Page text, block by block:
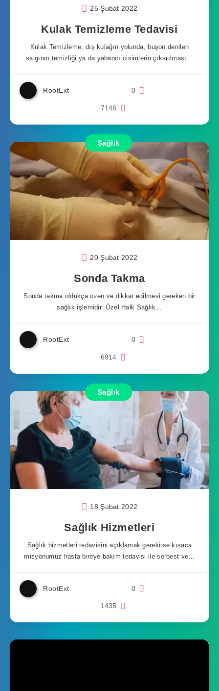
25 Şubat 2022
Kulak Temizleme Tedavisi
Kulak Temizleme, dış kulağın yolunda, buşon denilen
salgının temizliği ya da yabancı cisimlerin çıkarılması…
RootExt 0
7146
Sağlık
20 Şubat 2022
Sonda Takma
Sonda takma oldukça özen ve dikkat edilmesi gereken bir
sağlık işlemidir. Özel Halk Sağlık…
RootExt 0
6914
Sağlık
18 Şubat 2022
Sağlık Hizmetleri
Sağlık hizmetleri tedavisini açıklamak gerekirse kısaca
misyonumuz hasta bireye bakım tedavisi ile serbest ve…
RootExt 0
1435